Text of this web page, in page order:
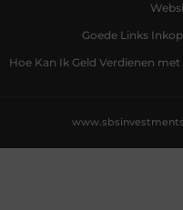
Goede Links
Hoe Kan Ik Geld Verdienen